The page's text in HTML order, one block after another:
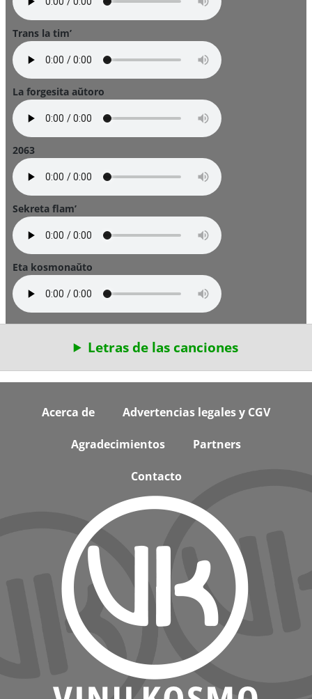
Trans la tim’
La forgesita aŭtoro
2063
Sekreta flam’
Eta kosmonaŭto
Letras de las canciones
FooterAcerca de Advertencias legales y CGV
Agradecimientos Partners
Contacto